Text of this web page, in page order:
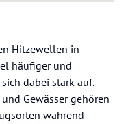
Hitzewellen in
häufiger und
dabei stark auf.
Gewässer gehören
während